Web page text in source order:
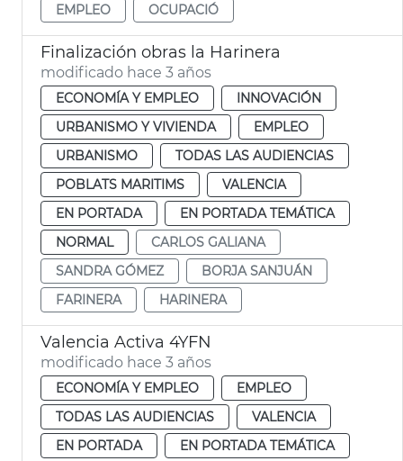
EMPLEO
OCUPACIÓ
Finalización obras la Harinera
modificado hace 3 años
ECONOMÍA Y EMPLEO
INNOVACIÓN
URBANISMO Y VIVIENDA
EMPLEO
URBANISMO
TODAS LAS AUDIENCIAS
POBLATS MARITIMS
VALENCIA
EN PORTADA
EN PORTADA TEMÁTICA
NORMAL
CARLOS GALIANA
SANDRA GÓMEZ
BORJA SANJUÁN
FARINERA
HARINERA
Valencia Activa 4YFN
modificado hace 3 años
ECONOMÍA Y EMPLEO
EMPLEO
TODAS LAS AUDIENCIAS
VALENCIA
EN PORTADA
EN PORTADA TEMÁTICA